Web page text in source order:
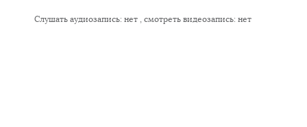
Слушать аудиозапись: нет , смотреть видеозапись: нет